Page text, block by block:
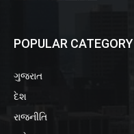
POPULAR CATEGORY
ગુજરાત
દેશ
રાજનીતિ